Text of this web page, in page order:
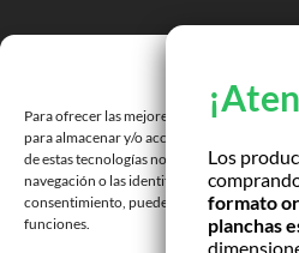
Para ofrecer las mejores experiencias,
para almacenar y/o acceder a la
de estas tecnologías nos permitirá procesar
navegación o las identificaciones únicas en
consentimiento, puede afectar
funciones.
Román Spech 3213, Quinta
Janequeo 1770, Concepción,
Contactar por correo
Los
formato
planchas